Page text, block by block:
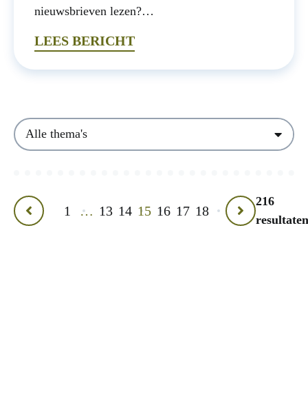
nieuwsbrieven lezen?…
LEES BERICHT
Thema's
Vorige
1 … 13 14 15 16 17 18
Volgende
216
resultaten